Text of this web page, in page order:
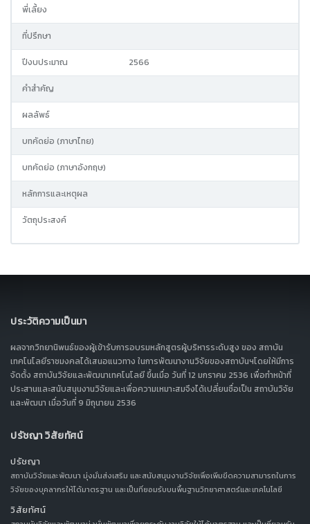
พี่เลี้ยง
ที่ปรึกษา
ปีงบประมาณ 2566
คำสำคัญ
ผลลัพธ์
บทคัดย่อ (ภาษาไทย)
บทคัดย่อ (ภาษาอังกฤษ)
หลักการและเหตุผล
วัตถุประสงค์
ประวัติความเป็นมา
ผลจากวิทยานิพนธ์ของผู้เข้ารับการอบรมหลักสูตรผู้บริหารระดับสูง ของ สถาบัน
เทคโนโลยีราชมงคลได้เสนอแนวทาง ในการพัฒนางานวิจัยของสถาบันฯโดยให้มีการ
จัดตั้ง สถาบันวิจัยและพัฒนาเทคโนโลยี ขึ้นเมื่อ วันที่ 12 มกราคม 2536 เพื่อทำหน้าที่
ประสานและสนับสนุนงานวิจัยและเพื่อความเหมาะสมจึงได้เปลี่ยนชื่อเป็น สถาบันวิจัย
และพัฒนา เมื่อวันที่ 9 มิถุนายน 2536
ปรัชญา วิสัยทัศน์
ปรัชญา
สถาบันวิจัยและพัฒนา มุ่งมั่นส่งเสริม และสนับสนุนงานวิจัยเพื่อเพิ่มขีดความสามารถในการ
วิจัยของบุคลากรให้ได้มาตรฐาน และเป็นที่ยอมรับบนพื้นฐานวิทยาศาสตร์และเทคโนโลยี
วิสัยทัศน์